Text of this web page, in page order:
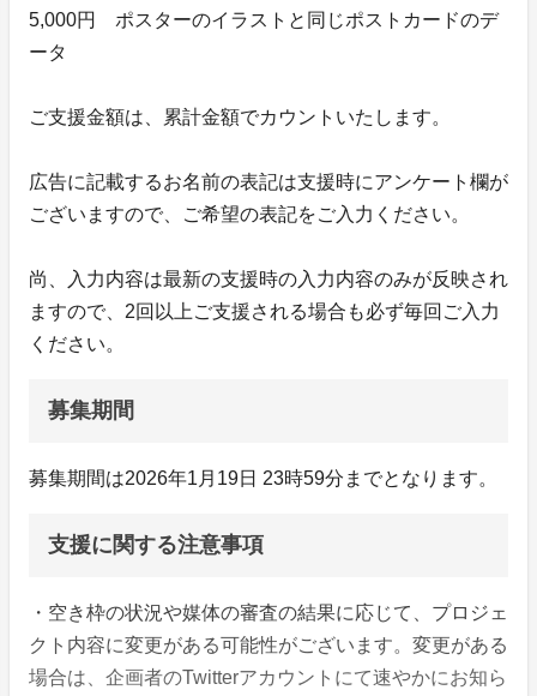
5,000円 ポスターのイラストと同じポストカードのデ
ータ
ご支援金額は、累計金額でカウントいたします。
広告に記載するお名前の表記は支援時にアンケート欄が
ございますので、ご希望の表記をご入力ください。
尚、入力内容は最新の支援時の入力内容のみが反映され
ますので、2回以上ご支援される場合も必ず毎回ご入力
ください。
募集期間
募集期間は2026年1月19日 23時59分までとなります。
支援に関する注意事項
・空き枠の状況や媒体の審査の結果に応じて、プロジェ
クト内容に変更がある可能性がございます。変更がある
場合は、企画者のTwitterアカウントにて速やかにお知ら